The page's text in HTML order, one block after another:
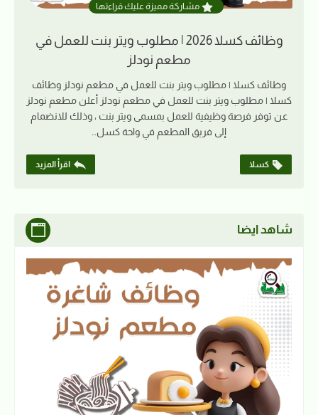
مشاركة مميزة عليك قراءتها
وظائف كسلا 2026 | مطلوب ويتر بنت للعمل في
مطعم نودلز
وظائف كسلا | مطلوب ويتر بنت للعمل في مطعم نودلز وظائف
كسلا | مطلوب ويتر بنت للعمل في مطعم نودلز أعلن مطعم نودلز
عن توفر فرصة وظيفية للعمل بمسمى ويتر بنت ، وذلك للانضمام
إلى فريق المطعم في واحة كسل…
كسلا اقرأ المزيد
شاهد ايضا